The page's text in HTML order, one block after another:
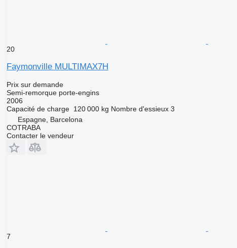
20
Faymonville MULTIMAX7H
Prix sur demande
Semi-remorque porte-engins
2006
Capacité de charge 120 000 kg Nombre d'essieux 3
Espagne, Barcelona
COTRABA
Contacter le vendeur
7